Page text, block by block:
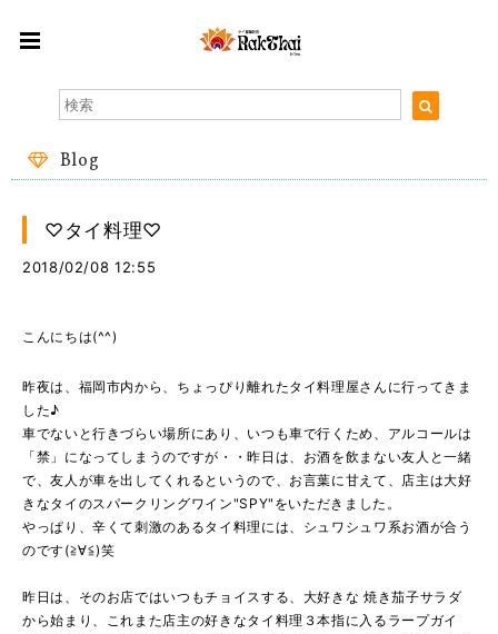
Blog
♡タイ料理♡
2018/02/08 12:55
こんにちは(^^)
昨夜は、福岡市内から、ちょっぴり離れたタイ料理屋さんに行ってきま
した♪
車でないと行きづらい場所にあり、いつも車で行くため、アルコールは
「禁」になってしまうのですが・・昨日は、お酒を飲まない友人と一緒
で、友人が車を出してくれるというので、お言葉に甘えて、店主は大好
きなタイのスパークリングワイン"SPY"をいただきました。
やっぱり、辛くて刺激のあるタイ料理には、シュワシュワ系お酒が合う
のです(≧∀≦)笑
昨日は、そのお店ではいつもチョイスする、大好きな 焼き茄子サラダ
から始まり、これまた店主の好きなタイ料理３本指に入るラープガイ